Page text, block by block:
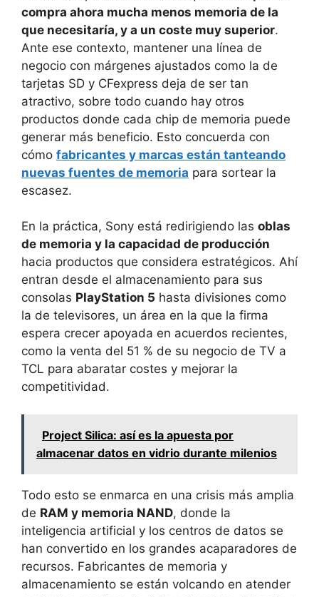
compra ahora mucha menos memoria de la
que necesitaría, y a un coste muy superior.
Ante ese contexto, mantener una línea de
negocio con márgenes ajustados como la de
tarjetas SD y CFexpress deja de ser tan
atractivo, sobre todo cuando hay otros
productos donde cada chip de memoria puede
generar más beneficio. Esto concuerda con
cómo fabricantes y marcas están tanteando
nuevas fuentes de memoria para sortear la
escasez.
En la práctica, Sony está redirigiendo las oblas
de memoria y la capacidad de producción
hacia productos que considera estratégicos. Ahí
entran desde el almacenamiento para sus
consolas PlayStation 5 hasta divisiones como
la de televisores, un área en la que la firma
espera crecer apoyada en acuerdos recientes,
como la venta del 51 % de su negocio de TV a
TCL para abaratar costes y mejorar la
competitividad.
Project Silica: así es la apuesta por
almacenar datos en vidrio durante milenios
Todo esto se enmarca en una crisis más amplia
de RAM y memoria NAND, donde la
inteligencia artificial y los centros de datos se
han convertido en los grandes acaparadores de
recursos. Fabricantes de memoria y
almacenamiento se están volcando en atender